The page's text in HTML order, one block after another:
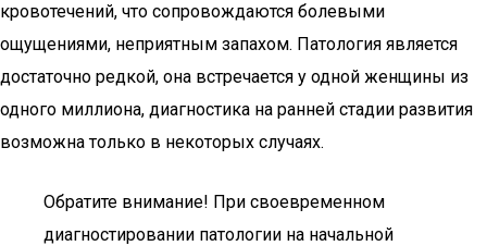
кровотечений, что сопровождаются болевыми
ощущениями, неприятным запахом. Патология является
достаточно редкой, она встречается у одной женщины из
одного миллиона, диагностика на ранней стадии развития
возможна только в некоторых случаях.
Обратите внимание! При своевременном
диагностировании патологии на начальной